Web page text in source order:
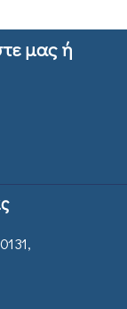
μας ή